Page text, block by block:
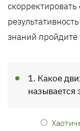
знаний пройдите
1. Какое
называется